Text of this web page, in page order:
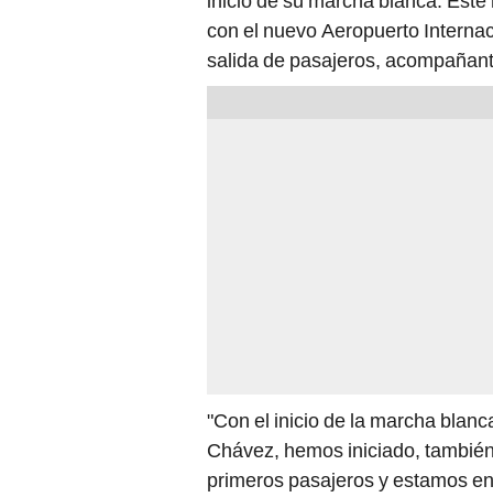
con el nuevo Aeropuerto
salida de pasajeros,
"Con el inicio de la marcha
Chávez, hemos iniciado,
primeros pasajeros y estamos